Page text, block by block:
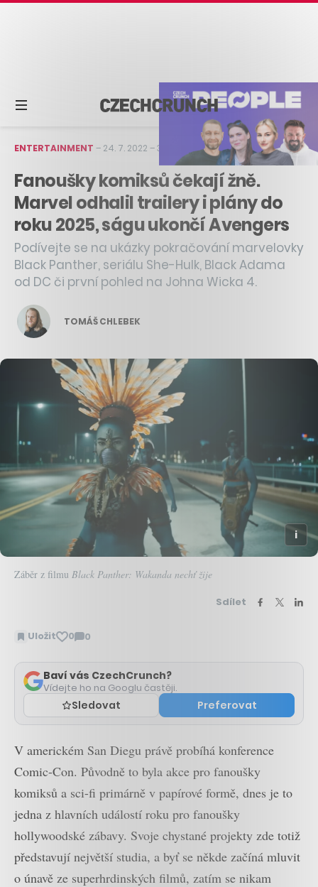
ENTERTAINMENT – 24. 7. 2022 –3 min čtení
Fanoušky komiksů čekají žně.
Marvel odhalil trailery i plány do
roku 2025, ságu ukončí Avengers
Podívejte se na ukázky pokračování marvelovky
Black Panther, seriálu She-Hulk, Black Adama
od DC či první pohled na Johna Wicka 4.
TOMÁŠ CHLEBEK
Záběr z filmu Black Panther: Wakanda nechť žije
Sdílet
Uložit 0 0
Zobrazit
Baví vás CzechCrunch?
Vídejte ho na Googlu častěji.
Sledovat Preferovat
V americkém San Diegu právě probíhá konference
Comic-Con. Původně to byla akce pro fanoušky
komiksů a sci-fi primárně v papírové formě, dnes je to
jedna z hlavních událostí roku pro fanoušky
hollywoodské zábavy. Svoje chystané projekty zde totiž
představují největší studia, a byť se někde začíná mluvit
o únavě ze superhrdinských filmů, zatím se nikam